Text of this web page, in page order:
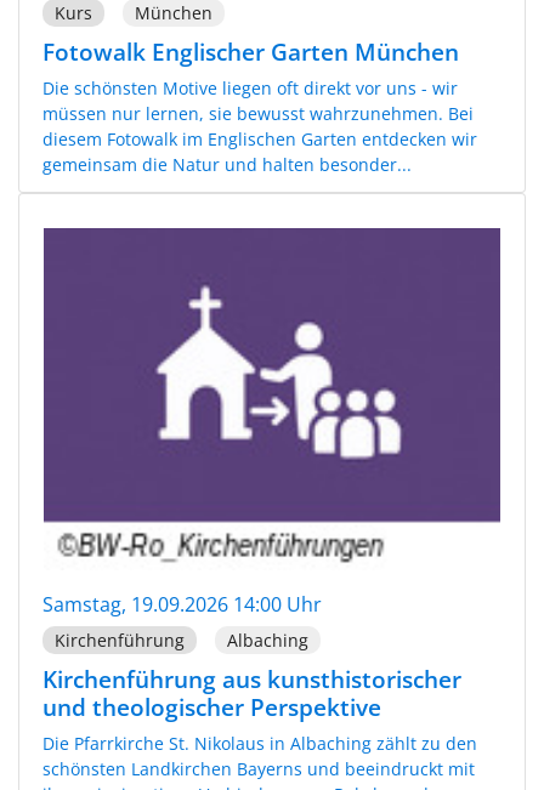
Kurs München
Fotowalk Englischer Garten München
Die schönsten Motive liegen oft direkt vor uns - wir
müssen nur lernen, sie bewusst wahrzunehmen. Bei
diesem Fotowalk im Englischen Garten entdecken wir
gemeinsam die Natur und halten besonder...
Samstag, 19.09.2026 14:00 Uhr
Kirchenführung Albaching
Kirchenführung aus kunsthistorischer
und theologischer Perspektive
Die Pfarrkirche St. Nikolaus in Albaching zählt zu den
schönsten Landkirchen Bayerns und beeindruckt mit